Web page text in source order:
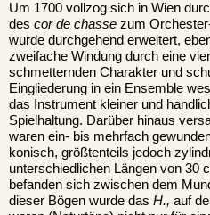
Um 1700 vollzog sich in Wien
des cor de chasse zum
wurde durchgehend erweitert,
zweifache Windung durch eine
schmetternden Charakter und
Eingliederung in ein Ensemble
das Instrument kleiner und
Spielhaltung. Darüber hinaus
waren ein- bis mehrfach
konisch, größtenteils jedoch
unterschiedlichen Längen von 30
befanden sich zwischen dem
dieser Bögen wurde das H., auf